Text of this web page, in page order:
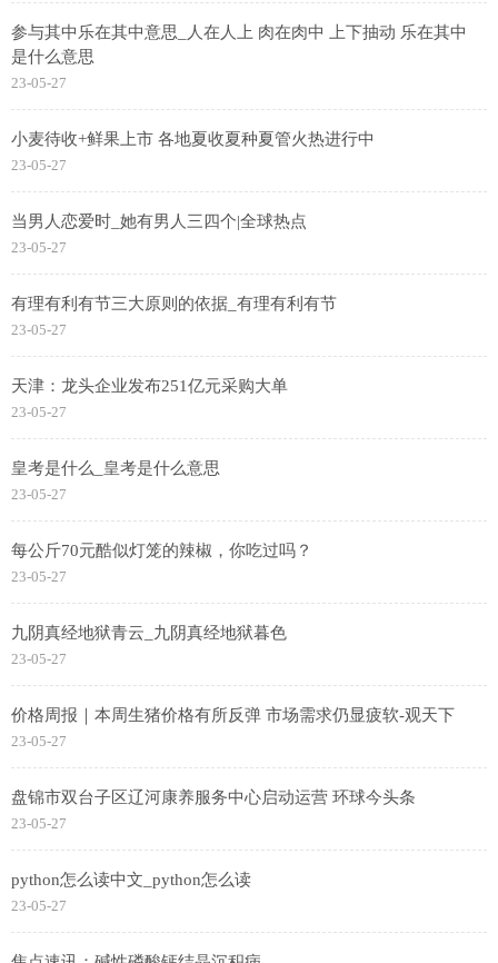
参与其中乐在其中意思_人在人上 肉在肉中 上下抽动 乐在其中
是什么意思
23-05-27
小麦待收+鲜果上市 各地夏收夏种夏管火热进行中
23-05-27
当男人恋爱时_她有男人三四个|全球热点
23-05-27
有理有利有节三大原则的依据_有理有利有节
23-05-27
天津：龙头企业发布251亿元采购大单
23-05-27
皇考是什么_皇考是什么意思
23-05-27
每公斤70元酷似灯笼的辣椒，你吃过吗？
23-05-27
九阴真经地狱青云_九阴真经地狱暮色
23-05-27
价格周报｜本周生猪价格有所反弹 市场需求仍显疲软-观天下
23-05-27
盘锦市双台子区辽河康养服务中心启动运营 环球今头条
23-05-27
python怎么读中文_python怎么读
23-05-27